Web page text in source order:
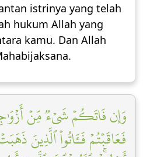
istrinya yang telah
hukum Allah yang
kamu. Dan Allah
وَإِن فَاتَكُمۡ شَيۡءٞ مِّنۡ
فَعَاقَبۡتُمۡ فَـَٔاتُواْ ٱلَّذِينَ